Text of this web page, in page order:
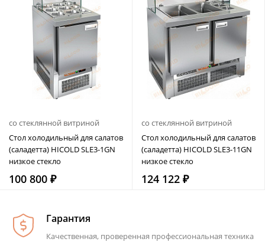
со стеклянной витриной
Стол холодильный для салатов
(саладетта) HICOLD SLE3-1GN
низкое стекло
100 800 ₽
со стеклянной витриной
Стол холодильный для салатов
(саладетта) HICOLD SLE3-11GN
низкое стекло
124 122 ₽
Гарантия
Качественная, проверенная профессиональная техника